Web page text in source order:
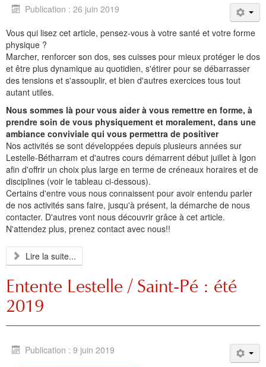
Publication : 26 juin 2019
Vous qui lisez cet article, pensez-vous à votre santé et votre forme
physique ?
Marcher, renforcer son dos, ses cuisses pour mieux protéger le dos
et être plus dynamique au quotidien, s'étirer pour se débarrasser
des tensions et s'assouplir, et bien d'autres exercices tous tout
autant utiles.
Nous sommes là pour vous aider à vous remettre en forme, à
prendre soin de vous physiquement et moralement, dans une
ambiance conviviale qui vous permettra de positiver
Nos activités se sont développées depuis plusieurs années sur
Lestelle-Bétharram et d'autres cours démarrent début juillet à Igon
afin d'offrir un choix plus large en terme de créneaux horaires et de
disciplines (voir le tableau ci-dessous).
Certains d'entre vous nous connaissent pour avoir entendu parler
de nos activités sans faire, jusqu'à présent, la démarche de nous
contacter. D'autres vont nous découvrir grâce à cet article.
N'attendez plus, prenez contact avec nous!!
Lire la suite...
Entente Lestelle / Saint-Pé : été
2019
Publication : 9 juin 2019